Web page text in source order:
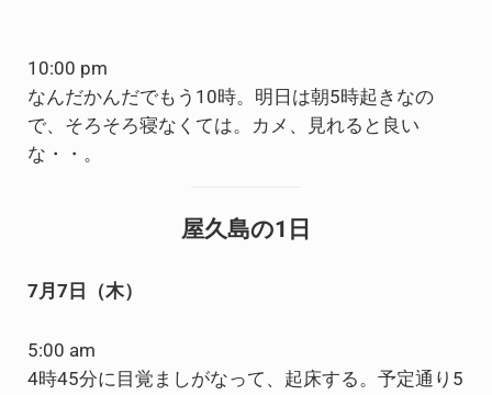
10:00 pm
なんだかんだでもう10時。明日は朝5時起きなの
で、そろそろ寝なくては。カメ、見れると良い
な・・。
屋久島の1日
7月7日（木）
5:00 am
4時45分に目覚ましがなって、起床する。予定通り5